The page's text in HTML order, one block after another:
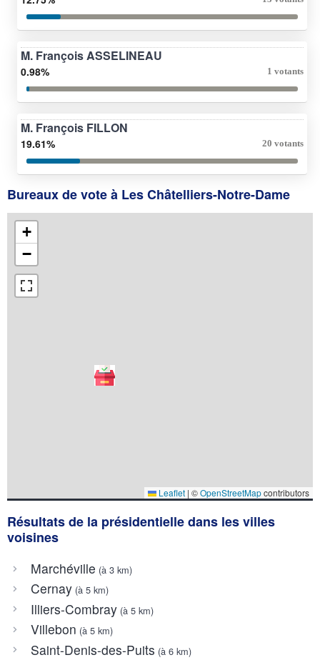
M. François ASSELINEAU
0.98% 1 votants
M. François FILLON
19.61% 20 votants
Bureaux de vote à Les Châtelliers-Notre-Dame
+
−
Leaflet | ©OpenStreetMapcontributors
Résultats de la présidentielle dans les villes
voisines
Marchéville (à 3 km)
Cernay(à 5 km)
Illiers-Combray(à 5 km)
Villebon (à 5 km)
Saint-Denis-des-Puits (à 6 km)